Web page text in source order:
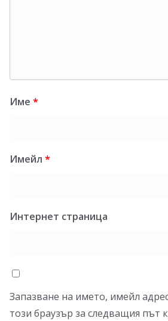
Име *
Имейл *
Интернет страница
Запазване на името, имейл
този браузър за следващия път